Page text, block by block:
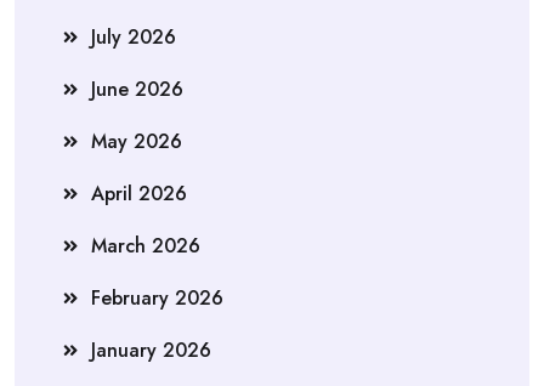
July 2026
June 2026
May 2026
April 2026
March 2026
February 2026
January 2026